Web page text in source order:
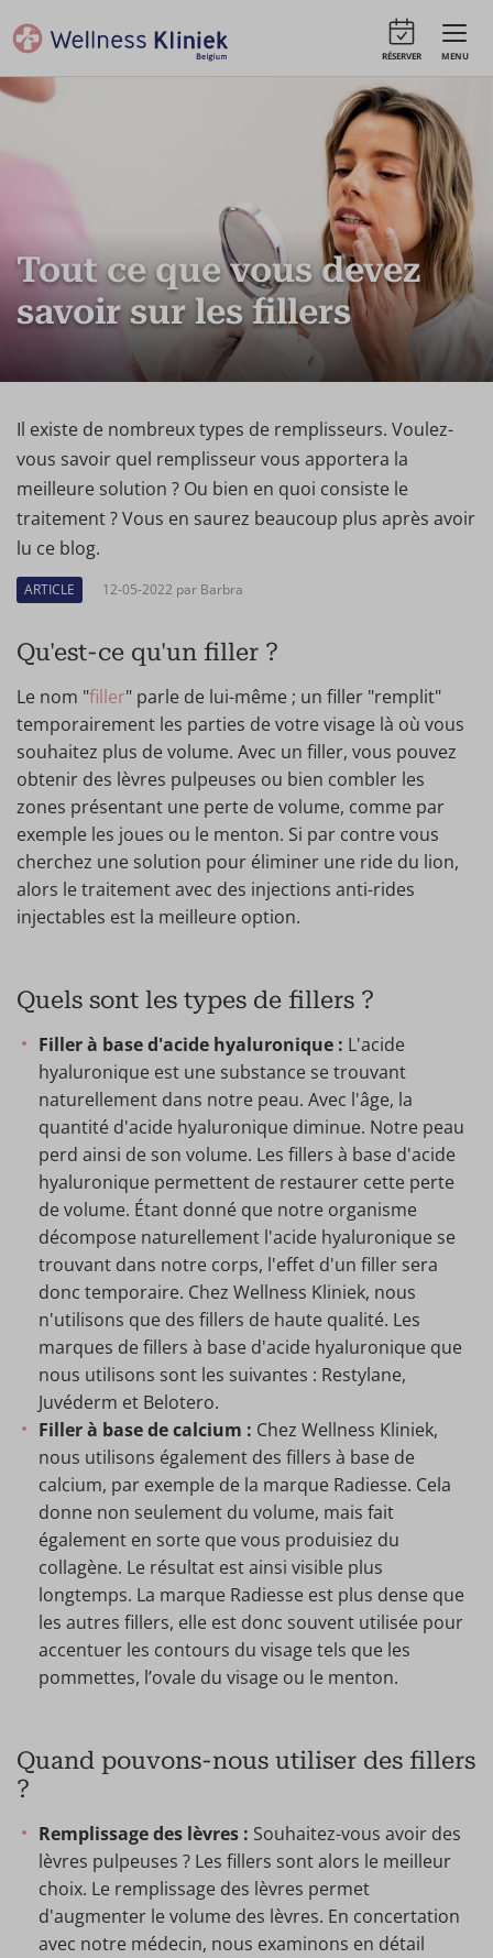
MENU
RÉSERVER
Tout ce que vous devez
savoir sur les fillers
Il existe de nombreux types de remplisseurs. Voulez-
vous savoir quel remplisseur vous apportera la
meilleure solution ? Ou bien en quoi consiste le
traitement ? Vous en saurez beaucoup plus après avoir
lu ce blog.
ARTICLE 12-05-2022 par Barbra
Qu'est-ce qu'un filler ?
Le nom "filler" parle de lui-même ; un filler "remplit"
temporairement les parties de votre visage là où vous
souhaitez plus de volume. Avec un filler, vous pouvez
obtenir des lèvres pulpeuses ou bien combler les
zones présentant une perte de volume, comme par
exemple les joues ou le menton. Si par contre vous
cherchez une solution pour éliminer une ride du lion,
alors le traitement avec des injections anti-rides
injectables est la meilleure option.
Quels sont les types de fillers ?
Filler à base d'acide hyaluronique : L'acide
hyaluronique est une substance se trouvant
naturellement dans notre peau. Avec l'âge, la
quantité d'acide hyaluronique diminue. Notre peau
perd ainsi de son volume. Les fillers à base d'acide
hyaluronique permettent de restaurer cette perte
de volume. Étant donné que notre organisme
décompose naturellement l'acide hyaluronique se
trouvant dans notre corps, l'effet d'un filler sera
donc temporaire. Chez Wellness Kliniek, nous
n'utilisons que des fillers de haute qualité. Les
marques de fillers à base d'acide hyaluronique que
nous utilisons sont les suivantes : Restylane,
Juvéderm et Belotero.
Filler à base de calcium : Chez Wellness Kliniek,
nous utilisons également des fillers à base de
calcium, par exemple de la marque Radiesse. Cela
donne non seulement du volume, mais fait
également en sorte que vous produisiez du
collagène. Le résultat est ainsi visible plus
longtemps. La marque Radiesse est plus dense que
les autres fillers, elle est donc souvent utilisée pour
accentuer les contours du visage tels que les
pommettes, l’ovale du visage ou le menton.
Quand pouvons-nous utiliser des fillers
?
Remplissage des lèvres : Souhaitez-vous avoir des
lèvres pulpeuses ? Les fillers sont alors le meilleur
choix. Le remplissage des lèvres permet
d'augmenter le volume des lèvres. En concertation
avec notre médecin, nous examinons en détail